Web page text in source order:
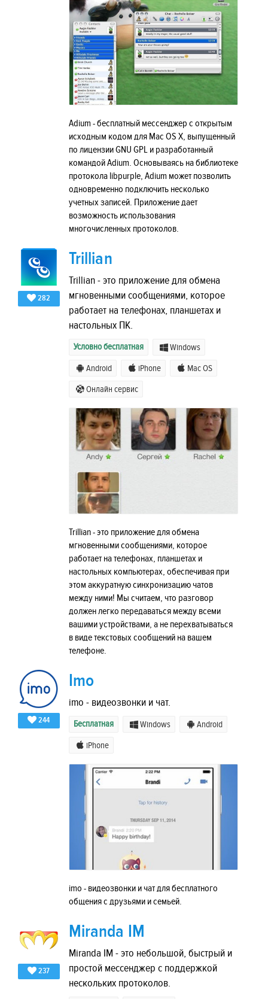
Adium - бесплатный мессенджер с открытым
исходным кодом для Mac OS X, выпущенный
по лицензии GNU GPL и разработанный
командой Adium. Основываясь на библиотеке
протокола libpurple, Adium может позволить
одновременно подключить несколько
учетных записей. Приложение дает
возможность использования
многочисленных протоколов.
282
Trillian
Trillian - это приложение для обмена
мгновенными сообщениями, которое
работает на телефонах, планшетах и ​​
настольных ПК.
Условно бесплатная Windows
Android iPhone Mac OS
Онлайн сервис
Trillian - это приложение для обмена
мгновенными сообщениями, которое
работает на телефонах, планшетах и ​​
настольных компьютерах, обеспечивая при
этом аккуратную синхронизацию чатов
между ними! Мы считаем, что разговор
должен легко передаваться между всеми
вашими устройствами, а не перехватываться
в виде текстовых сообщений на вашем
телефоне.
244
Imo
imo - видеозвонки и чат.
Бесплатная Windows Android
iPhone
imo - видеозвонки и чат для бесплатного
общения с друзьями и семьей.
237
Miranda IM
Miranda IM - это небольшой, быстрый и
простой мессенджер с поддержкой
нескольких протоколов.